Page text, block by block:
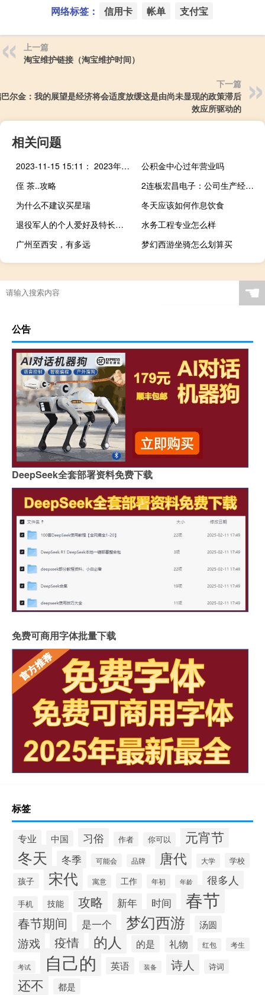
网络标签： 信用卡 帐单 支付宝
上一篇
淘宝维护链接（淘宝维护时间）
下一篇
尔金：我的展望是经济将会适度放缓这是由尚未显现的政策滞后
效应所驱动的
相关问题
2023-11-15 15:11： 2023年11月15日15:00 甘肃高速实时路况资讯 A6WRwRrl ​​​
公积金中心过年营业吗
侄 茶..攻略
2连板宏昌电子：公司生产经营情况正常 内外部经营环境未发生重大变化
为什么不建议买星瑞
冬天应该如何作息饮食
退役军人的个人爱好及特长怎么写
水务工程专业怎么样
广州至西安，有多远
梦幻西游坐骑怎么划算买
☚
公告
DeepSeek全套部署资料免费下载
免费可商用字体批量下载
标签
专业 中国 习俗 作者 你可以 元宵节
冬天 冬季 可能会 品牌 唐代 大学 学校
孩子 宋代 寓意 工作 年初 年龄 很多人
手机 技能 攻略 新年 时间 春节
春节期间 是一个 梦幻西游 汤圆
游戏 疫情 的人 的是 礼物 红包 考生
考试 自己的 英语 装备 诗人 诗词
还不 都是